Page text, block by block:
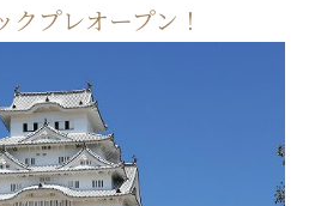
プレオープン！